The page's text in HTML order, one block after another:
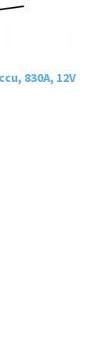
830A, 12V